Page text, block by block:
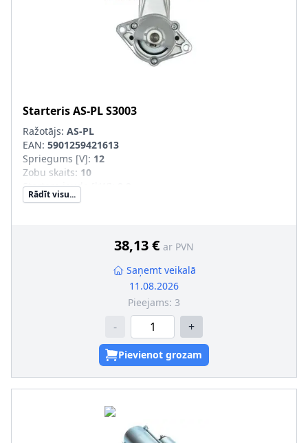
StarterisAS-PLS3003
Ražotājs: AS-PL
EAN: 5901259421613
Spriegums [V]: 12
Zobu skaits: 10
Startera jauda [kW]
Griešanās virziens
Vītņotu urbumu skaits: 0
Stiprināšanas urbumu skaits: 2
Rādīt visu...
38,13 € ar PVN
Saņemt veikalā
11.08.2026
Pieejams: 3
- +
Pievienot grozam